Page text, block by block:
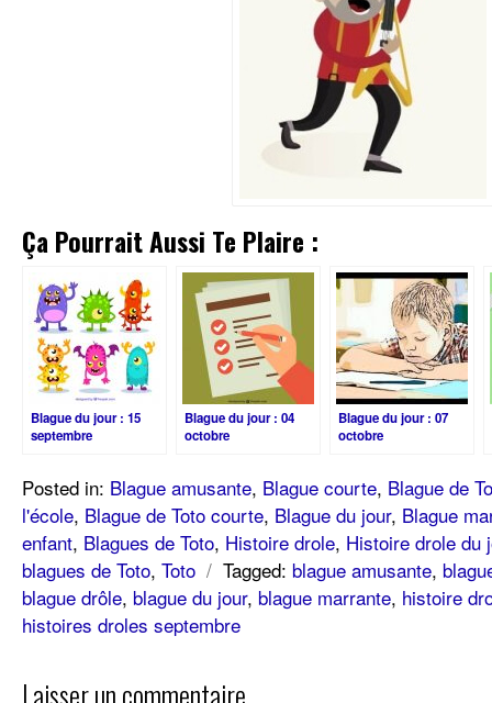
Ça Pourrait Aussi Te Plaire :
Blague du jour : 15
septembre
Blague du jour : 04
octobre
Blague du jour : 07
octobre
Posted in: Blague amusante, Blague courte, Blague de
l'école, Blague de Toto courte, Blague du jour, Blague
enfant, Blagues de Toto, Histoire drole, Histoire drole du
blagues de Toto, Toto / Tagged: blague amusante,
blague drôle, blague du jour, blague marrante, histoire
histoires droles septembre